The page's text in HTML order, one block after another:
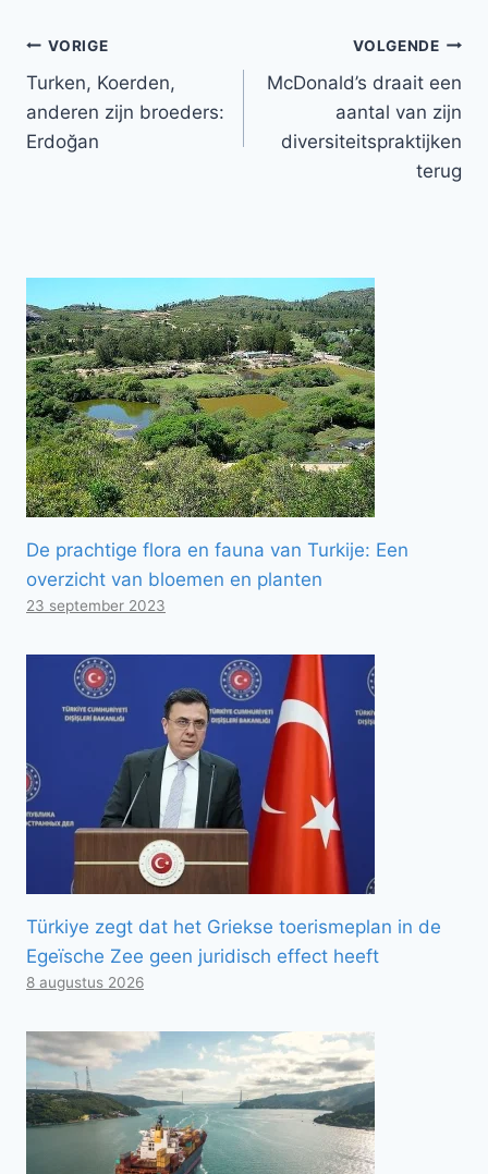
Bericht
navigatie
VORIGE
Turken, Koerden,
anderen zijn broeders:
Erdoğan
VOLGENDE
McDonald’s draait een
aantal van zijn
diversiteitspraktijken
terug
De prachtige flora en fauna van Turkije: Een
overzicht van bloemen en planten
23 september 2023
Türkiye zegt dat het Griekse toerismeplan in de
Egeïsche Zee geen juridisch effect heeft
8 augustus 2026